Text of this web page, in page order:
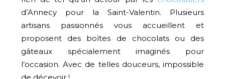
d’Annecy pour la Saint-Valentin. Plusieurs
artisans passionnés vous accueillent et
proposent des boîtes de chocolats ou des
gâteaux spécialement imaginés pour
l’occasion. Avec de telles douceurs, impossible